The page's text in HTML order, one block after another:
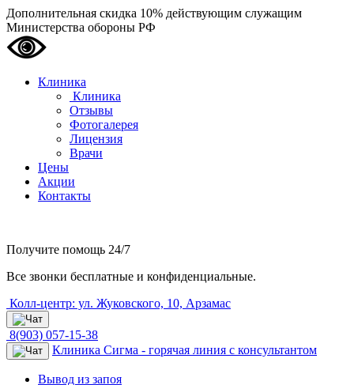
Дополнительная скидка 10% действующим служащим
Министерства обороны РФ
Клиника
Клиника
Отзывы
Фотогалерея
Лицензия
Врачи
Цены
Акции
Контакты
Получите помощь 24/7
Все звонки бесплатные и конфиденциальные.
Колл-центр: ул. Жуковского, 10, Арзамас
8(903) 057-15-38
Клиника Сигма - горячая линия с консультантом
Вывод из запоя